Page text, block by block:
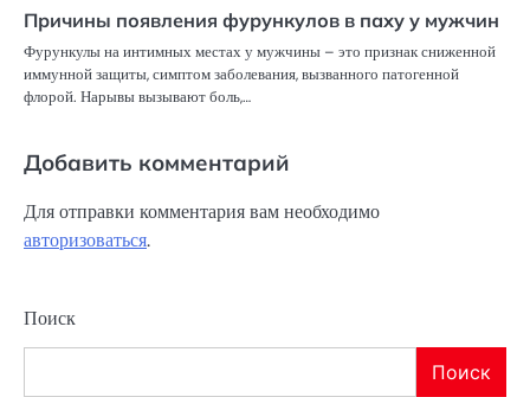
Причины появления фурункулов в паху у мужчин
Фурункулы на интимных местах у мужчины – это признак сниженной
иммунной защиты, симптом заболевания, вызванного патогенной
флорой. Нарывы вызывают боль,…
Добавить комментарий
Для отправки комментария вам необходимо
авторизоваться.
Поиск
Поиск